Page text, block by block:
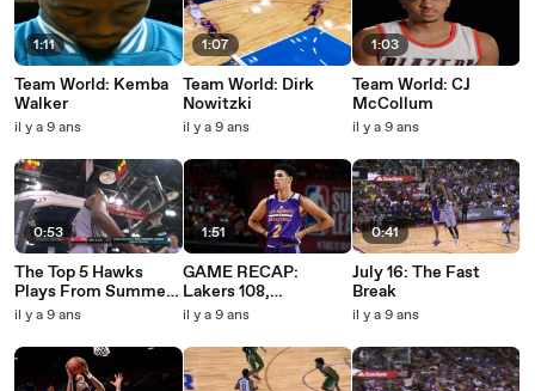
1:11
Team World: Kemba
Walker
il y a 9 ans
0:53
The Top 5 Hawks
Plays From Summer
League
il y a 9 ans
1:07
Team World: Dirk
Nowitzki
il y a 9 ans
1:51
GAME RECAP:
Lakers 108,
Mavericks 98
il y a 9 ans
1:03
Team World: CJ
McCollum
il y a 9 ans
0:41
July 16: The Fast
Break
il y a 9 ans